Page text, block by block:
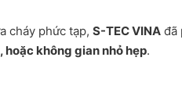
cháy phức tạp, S-TEC VINA đã
không gian nhỏ hẹp.